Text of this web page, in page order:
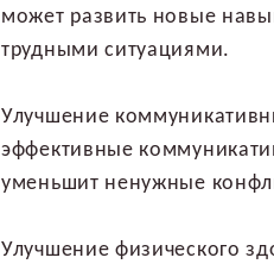
может развить новые
трудными ситуациями.
Улучшение
эффективные
уменьшит ненужные
Улучшение физического